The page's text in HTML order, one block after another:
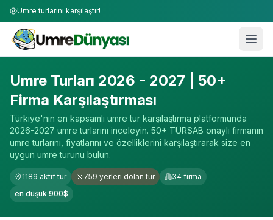
Umre turlarını karşılaştır!
Umre Turları 2026 - 2027 | 50+
Firma Karşılaştırması
Türkiye'nin en kapsamlı umre tur karşılaştırma platformunda
2026-2027 umre turlarını inceleyin. 50+ TÜRSAB onaylı firmanın
umre turlarını, fiyatlarını ve özelliklerini karşılaştırarak size en
uygun umre turunu bulun.
1189 aktif tur 759 yerleri dolan tur 34 firma
en düşük 900$